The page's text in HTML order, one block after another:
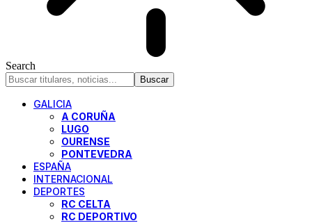
Search
GALICIA
A CORUÑA
LUGO
OURENSE
PONTEVEDRA
ESPAÑA
INTERNACIONAL
DEPORTES
RC CELTA
RC DEPORTIVO